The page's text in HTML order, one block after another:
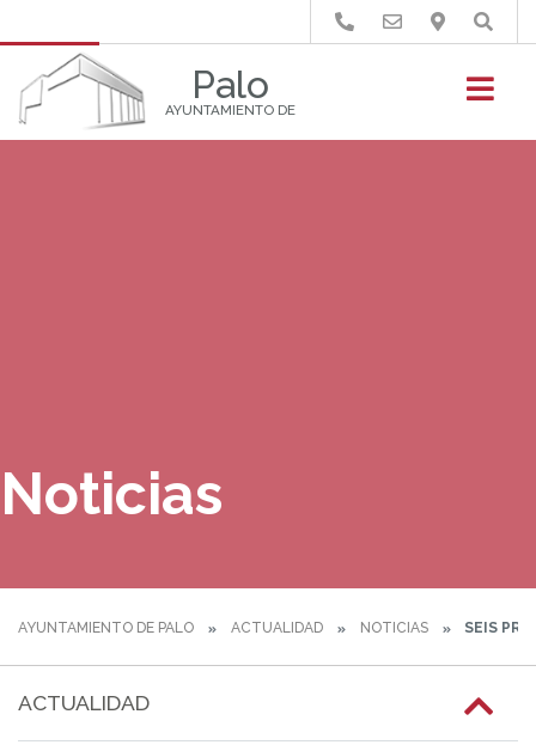
Palo
AYUNTAMIENTO DE
Buscar
Noticias
AYUNTAMIENTO DE PALO ACTUALIDAD NOTICIAS SEIS
ACTUALIDAD